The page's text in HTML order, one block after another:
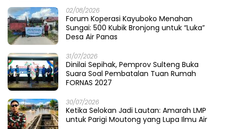
02/08/2026
Forum Koperasi Kayuboko Menahan
Sungai: 500 Kubik Bronjong untuk “Luka”
Desa Air Panas
31/07/2026
Dinilai Sepihak, Pemprov Sulteng Buka
Suara Soal Pembatalan Tuan Rumah
FORNAS 2027
30/07/2026
Ketika Selokan Jadi Lautan: Amarah LMP
untuk Parigi Moutong yang Lupa Ilmu Air